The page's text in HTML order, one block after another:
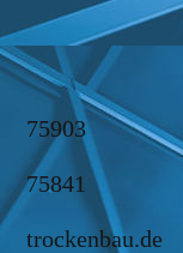
OT
Am
75903
75841
trockenbau.de